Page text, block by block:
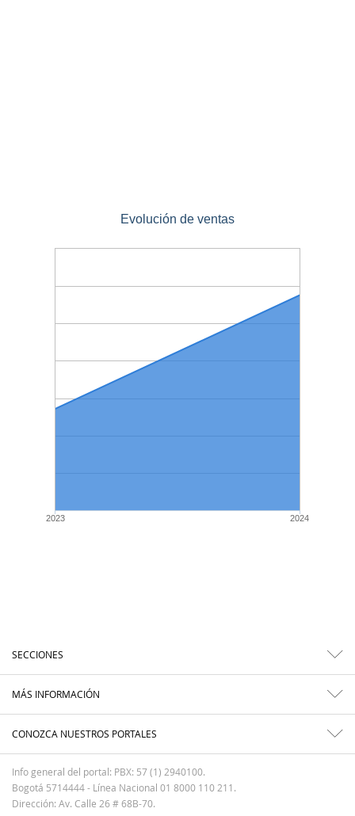
Evolución de ventas
2023 2024
SECCIONES
MÁS INFORMACIÓN
CONOZCA NUESTROS PORTALES
Info general del portal: PBX: 57 (1) 2940100.
Bogotá 5714444 - Línea Nacional 01 8000 110 211.
Dirección: Av. Calle 26 # 68B-70.